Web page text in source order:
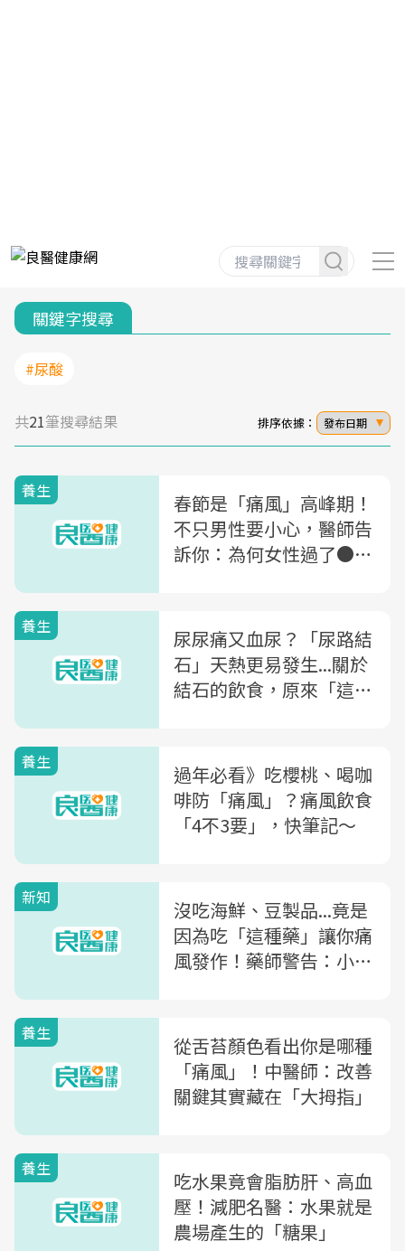
關鍵字搜尋
#尿酸
共21筆搜尋結果 排序依據： 發布日期
養生
春節是「痛風」高峰期！
不只男性要小心，醫師告
訴你：為何女性過了●●
養生
尿尿痛又血尿？「尿路結
石」天熱更易發生...關於
結石的飲食，原來「這些
養生
過年必看》吃櫻桃、喝咖
啡防「痛風」？痛風飲食
「4不3要」，快筆記～
新知
沒吃海鮮、豆製品...竟是
因為吃「這種藥」讓你痛
風發作！藥師警告：小心
養生
從舌苔顏色看出你是哪種
「痛風」！中醫師：改善
關鍵其實藏在「大拇指」
養生
吃水果竟會脂肪肝、高血
壓！減肥名醫：水果就是
農場產生的「糖果」